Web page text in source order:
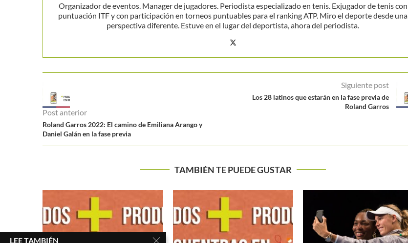
Organizador de eventos. Manager de jugadores. Periodista especializado en tenis. Exjugador de tenis con
puntuación ITF y con participación en torneos puntuables para el ranking ATP. Miro el deporte desde una
perspectiva diferente. Estuve en el lugar del deportista, ahora del periodista.
Post anterior
Roland Garros 2022: El camino de Emiliana Arango y
Daniel Galán en la fase previa
Siguiente post
Los 28 latinos que estarán en la fase previa de
Roland Garros
TAMBIÉN TE PUEDE GUSTAR
LEE TAMBIÉN